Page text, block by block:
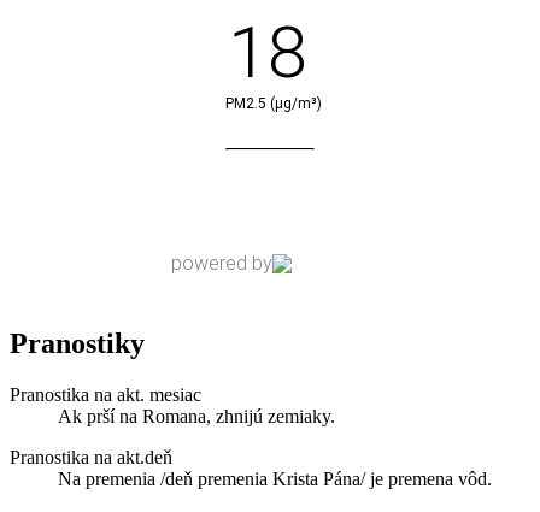
Pranostiky
Pranostika na akt. mesiac
Ak prší na Romana, zhnijú zemiaky.
Pranostika na akt.deň
Na premenia /deň premenia Krista Pána/ je premena vôd.